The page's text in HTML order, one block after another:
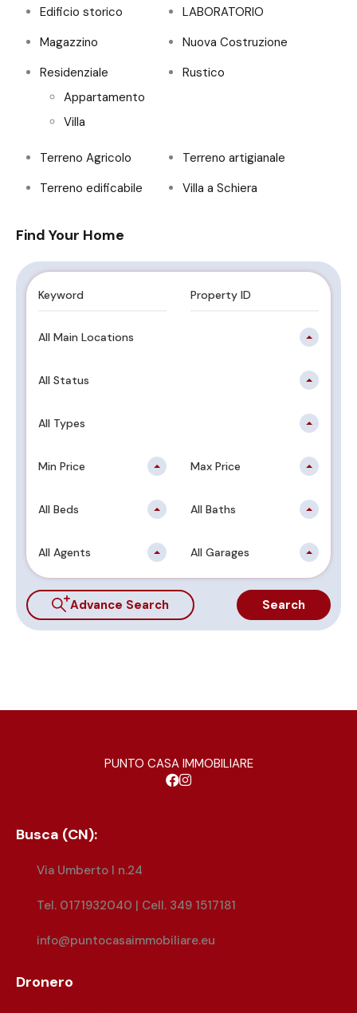
Edificio storico
LABORATORIO
Magazzino
Nuova Costruzione
Residenziale
Appartamento
Villa
Rustico
Terreno Agricolo
Terreno artigianale
Terreno edificabile
Villa a Schiera
Find Your Home
All Main Locations
All Status
All Types
Min Price Max Price
All Beds All Baths
All Agents All Garages
Advance Search Search
PUNTO CASA IMMOBILIARE
Busca (CN):
Via Umberto I n.24
Tel. 0171932040 | Cell. 349 1517181
info@puntocasaimmobiliare.eu
Dronero